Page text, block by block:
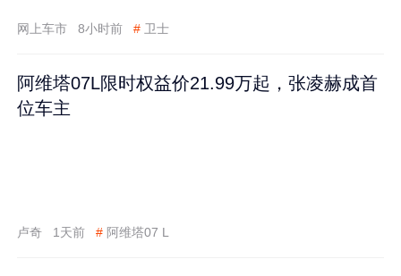
网上车市 8小时前 # 卫士
阿维塔07L限时权益价21.99万起，张凌赫成首
位车主
卢奇 1天前 # 阿维塔07 L